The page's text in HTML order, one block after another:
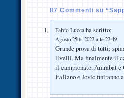
87 Commenti su
Fabio Lucca ha scritto:
Agosto 25th, 2022 alle 22:49
Grande prova di tutti;
livelli. Ma finalmente il
il campionato. Amrabat e
Italiano e Jovic finiranno